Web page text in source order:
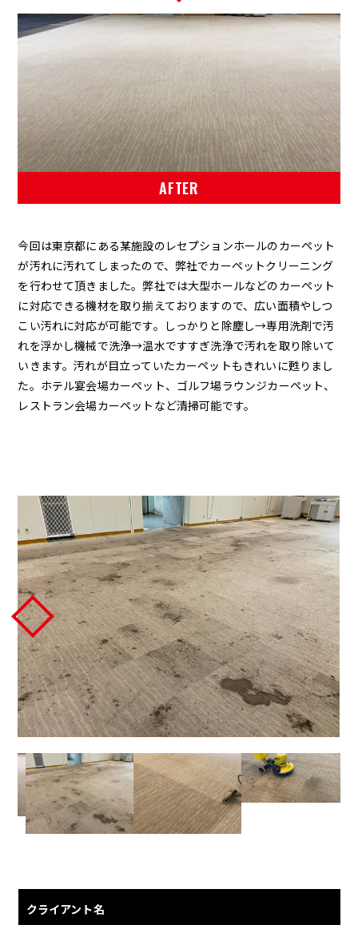
今回は東京都にある某施設のレセプションホールのカーペット
が汚れに汚れてしまったので、弊社でカーペットクリーニング
を行わせて頂きました。弊社では大型ホールなどのカーペット
に対応できる機材を取り揃えておりますので、広い面積やしつ
こい汚れに対応が可能です。しっかりと除塵し→専用洗剤で汚
れを浮かし機械で洗浄→温水ですすぎ洗浄で汚れを取り除いて
いきます。汚れが目立っていたカーペットもきれいに甦りまし
た。ホテル宴会場カーペット、ゴルフ場ラウンジカーペット、
レストラン会場カーペットなど清掃可能です。
クライアント名